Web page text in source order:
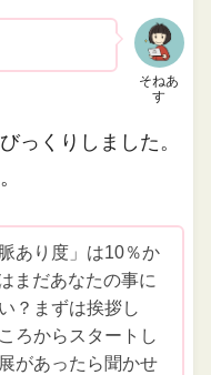
そねあ
す
っくりしました。
あり度」は10％か
まだあなたの事に
？まずは挨拶し
ろからスタートし
があったら聞かせ